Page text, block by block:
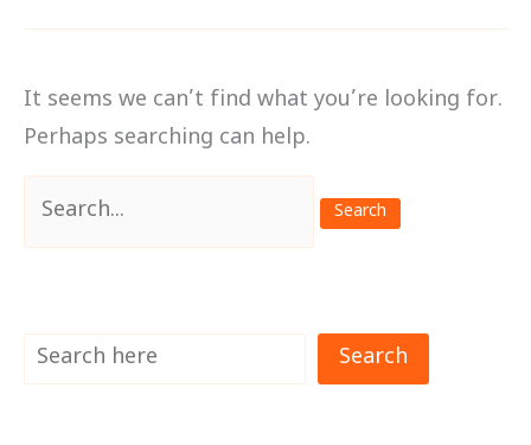
It seems we can’t find what you’re looking for.
Perhaps searching can help.
Search
Search